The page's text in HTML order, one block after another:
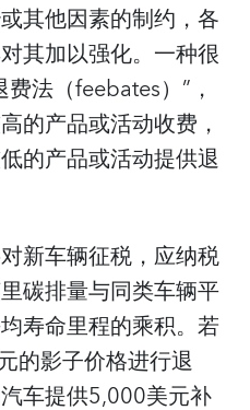
其他因素的制约，各
其加以强化。一种很
法（feebates）”，
的产品或活动收费，
的产品或活动提供退
新车辆征税，应纳税
碳排量与同类车辆平
寿命里程的乘积。若
的影子价格进行退
车提供5,000美元补